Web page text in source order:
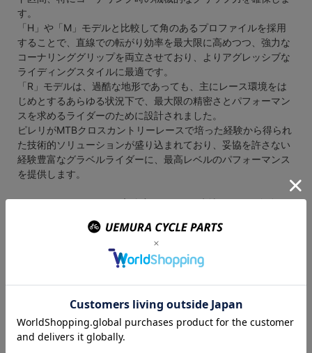
す。
「H」や「M」モデルと比較して角のあるプロファイルを採用
することで、直線での転がり効率を最大限に高めつつ、強力な
コーナリンググリップを両立させており、よりアグレッシブな
ライディングスタイルに最適です。
「R」モデルは、過酷な地形であっても、主にレース環境をは
じめとするあらゆる状況下で、最大限の精密さとパフォーマン
スを求めるライダーのために設計されました。
ピレリがMTBクロスカントリーレースで培った経験から得られ
た技術的ソリューションが盛り込まれており、妥協を許さない
経験豊富なグラベルライダーに、最高レベルのパフォーマンス
を提供します。
TECH WALL GRAVEL：高強度のナイロン生地でタイヤ全体を
覆い、耐カット性と耐パンク性を向上させる構造。グラベルタ
SPEED GRIP COMPOUND：オンロードとオフロードの両方で
低い転がり抵抗を実現しつつ、優れた耐摩耗性とウエットグリ
● カラー：BLACK
● サイズ(重量)：700x40C(490g)、700x45C(570g)
● タイヤタイプ：TUBELESS READY